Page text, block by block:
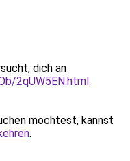
dich an
2qUW5EN.html
möchtest, kannst
.